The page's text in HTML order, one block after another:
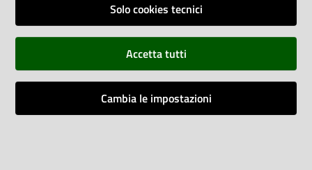
Vai alla pagina
Dichiarazione di accessibilità
Vecchio sito
Solo cookies tecnici
Accetta tutti
Cambia le impostazioni